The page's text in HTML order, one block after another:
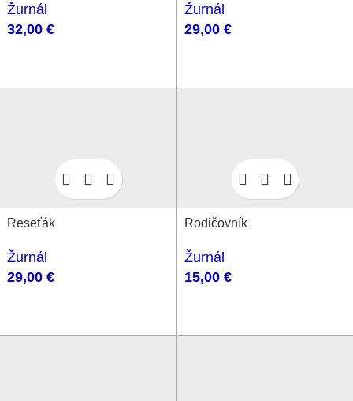
Žurnál
32,00 €
Žurnál
29,00 €
Reseťák
Žurnál
29,00 €
Rodičovník
Žurnál
15,00 €